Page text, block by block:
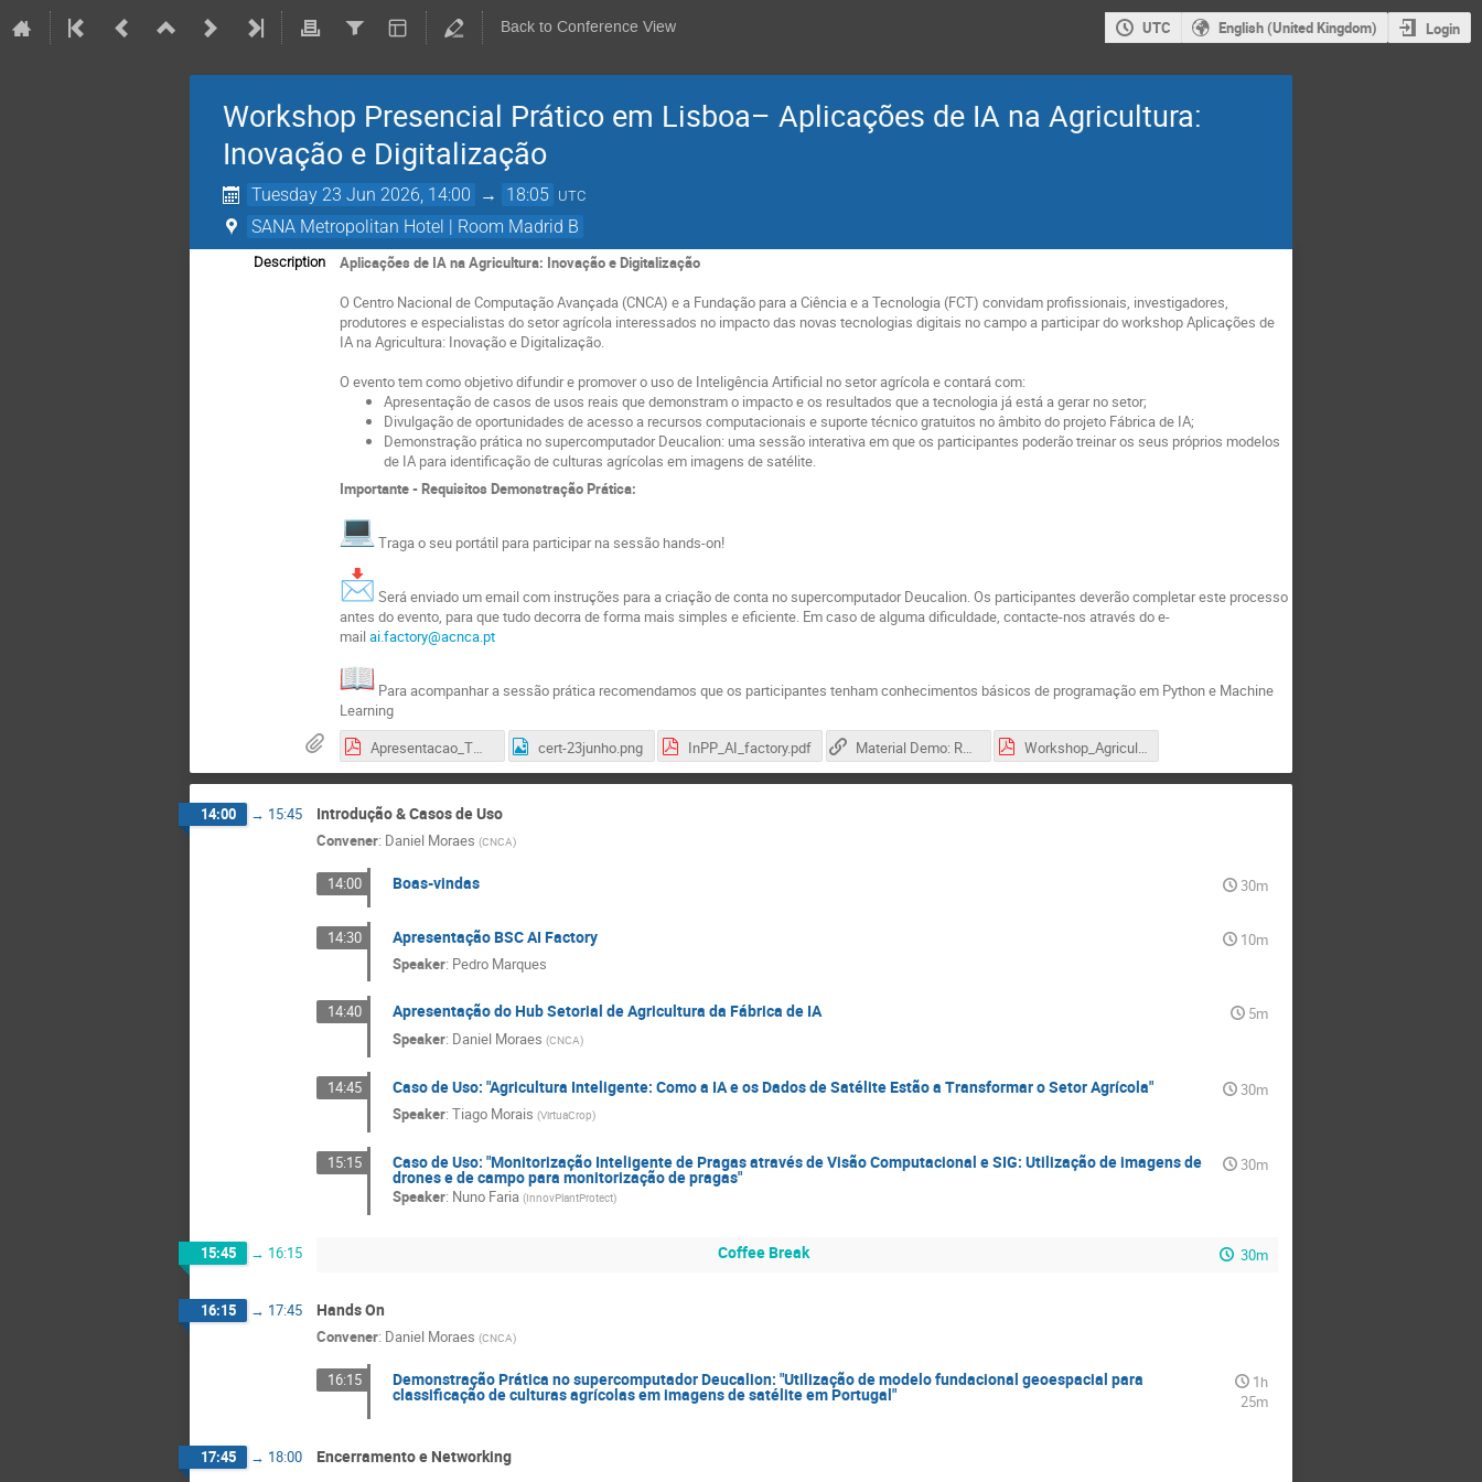
Back to Conference View UTC English (United Kingdom) Login
Workshop Presencial Prático em Lisboa– Aplicações de IA na Agricultura:
Inovação e Digitalização
Tuesday 23 Jun 2026, 14:00 → 18:05 UTC
SANA Metropolitan Hotel | Room Madrid B
Description
Aplicações de IA na Agricultura: Inovação e Digitalização
O Centro Nacional de Computação Avançada (CNCA) e a Fundação para a Ciência e a Tecnologia (FCT) convidam profissionais, investigadores,
produtores e especialistas do setor agrícola interessados no impacto das novas tecnologias digitais no campo a participar do workshop Aplicações de
IA na Agricultura: Inovação e Digitalização.
O evento tem como objetivo difundir e promover o uso de Inteligência Artificial no setor agrícola e contará com:
Apresentação de casos de usos reais que demonstram o impacto e os resultados que a tecnologia já está a gerar no setor;
Divulgação de oportunidades de acesso a recursos computacionais e suporte técnico gratuitos no âmbito do projeto Fábrica de IA;
Demonstração prática no supercomputador Deucalion: uma sessão interativa em que os participantes poderão treinar os seus próprios modelos
de IA para identificação de culturas agrícolas em imagens de satélite.
Importante - Requisitos Demonstração Prática:
Traga o seu portátil para participar na sessão hands-on!
Será enviado um email com instruções para a criação de conta no supercomputador Deucalion. Os participantes deverão completar este processo
antes do evento, para que tudo decorra de forma mais simples e eficiente. Em caso de alguma dificuldade, contacte-nos através do e-
mailai.factory@acnca.pt
Para acompanhar a sessão prática recomendamos que os participantes tenham conhecimentos básicos de programação em Python e Machine
Learning
Apresentacao_TMorais.pdf
cert-23junho.png InPP_AI_factory.pdf
14:00 → 15:45 Introdução & Casos de Uso
Convener: Daniel Moraes (CNCA)
14:00 Boas-vindas 30m
14:30 Apresentação BSC AI Factory
10m
Speaker: Pedro Marques
14:40 Apresentação do Hub Setorial de Agricultura da Fábrica de IA
5m
Speaker: Daniel Moraes (CNCA)
14:45 Caso de Uso: "Agricultura Inteligente: Como a IA e os Dados de Satélite Estão a Transformar o Setor Agrícola"
30m
Speaker: Tiago Morais (VirtuaCrop)
15:15 Caso de Uso: "Monitorização Inteligente de Pragas através de Visão Computacional e SIG: Utilização de imagens de
drones e de campo para monitorização de pragas"
30m
Speaker: Nuno Faria (InnovPlantProtect)
15:45 → 16:15 Coffee Break 30m
16:15 → 17:45 Hands On
Convener: Daniel Moraes (CNCA)
16:15 Demonstração Prática no supercomputador Deucalion: "Utilização de modelo fundacional geoespacial para
classificação de culturas agrícolas em imagens de satélite em Portugal"
1h
25m
17:45 → 18:00 Encerramento e Networking